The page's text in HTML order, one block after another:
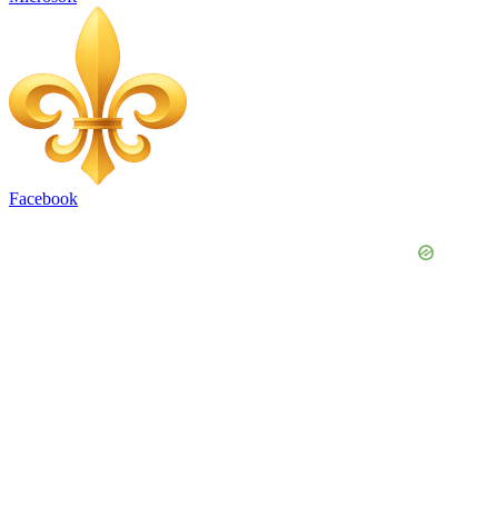
Facebook